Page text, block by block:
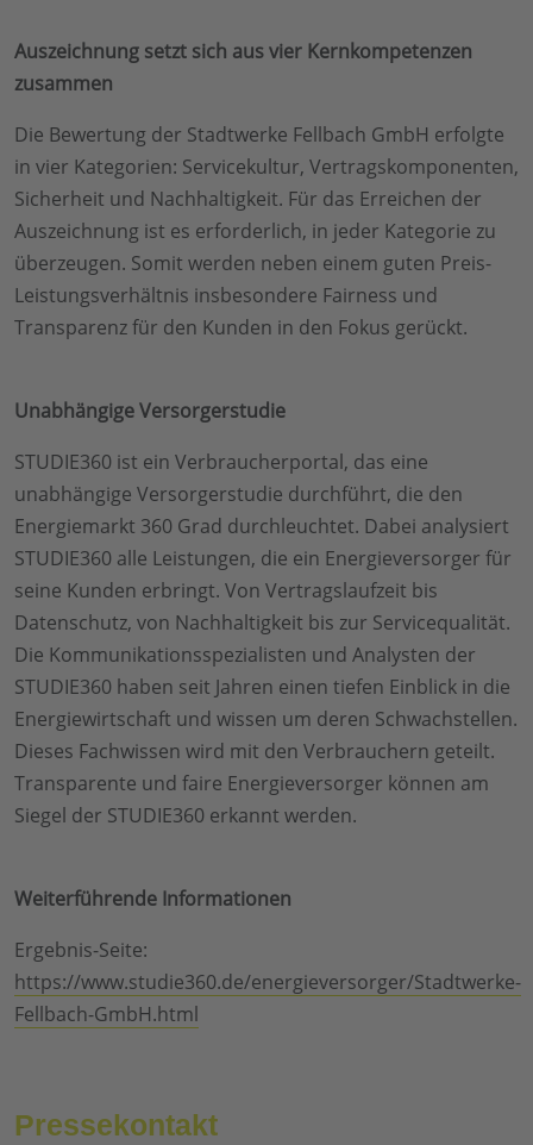
Auszeichnung setzt sich aus vier Kernkompetenzen
zusammen
Die Bewertung der Stadtwerke Fellbach GmbH erfolgte
in vier Kategorien: Servicekultur, Vertragskomponenten,
Sicherheit und Nachhaltigkeit. Für das Erreichen der
Auszeichnung ist es erforderlich, in jeder Kategorie zu
überzeugen. Somit werden neben einem guten Preis-
Leistungsverhältnis insbesondere Fairness und
Transparenz für den Kunden in den Fokus gerückt.
Unabhängige Versorgerstudie
STUDIE360 ist ein Verbraucherportal, das eine
unabhängige Versorgerstudie durchführt, die den
Energiemarkt 360 Grad durchleuchtet. Dabei analysiert
STUDIE360 alle Leistungen, die ein Energieversorger für
seine Kunden erbringt. Von Vertragslaufzeit bis
Datenschutz, von Nachhaltigkeit bis zur Servicequalität.
Die Kommunikationsspezialisten und Analysten der
STUDIE360 haben seit Jahren einen tiefen Einblick in die
Energiewirtschaft und wissen um deren Schwachstellen.
Dieses Fachwissen wird mit den Verbrauchern geteilt.
Transparente und faire Energieversorger können am
Siegel der STUDIE360 erkannt werden.
Weiterführende Informationen
Ergebnis-Seite:
https://www.studie360.de/energieversorger/Stadtwerke-
Fellbach-GmbH.html
Pressekontakt